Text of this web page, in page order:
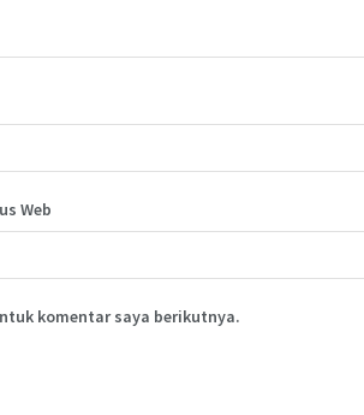
Web
komentar saya berikutnya.